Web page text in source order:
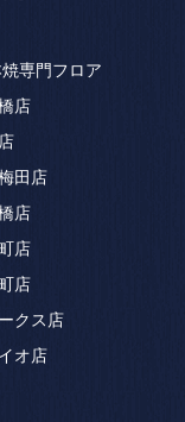
専門フロア
店
田店
店
店
店
クス店
オ店